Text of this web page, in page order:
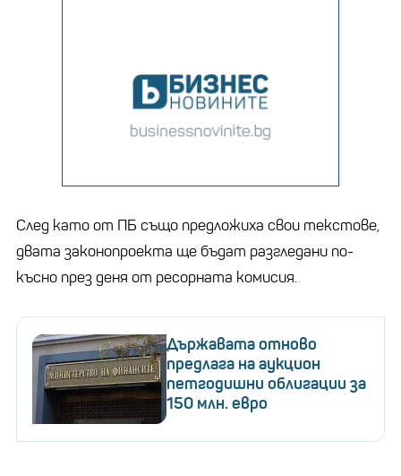
След като от ПБ също предложиха свои текстове,
двата законопроекта ще бъдат разгледани по-
късно през деня от ресорната комисия.
Държавата отново
предлага на аукцион
петгодишни облигации за
150 млн. евро